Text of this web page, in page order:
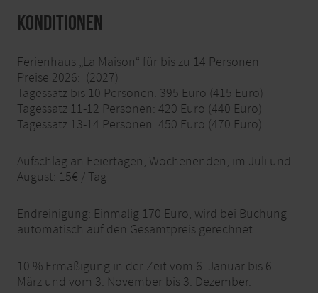
Konditionen
Ferienhaus „La Maison“ für bis zu 14 Personen
Preise 2026: (2027)
Tagessatz bis 10 Personen: 395 Euro (415 Euro)
Tagessatz 11-12 Personen: 420 Euro (440 Euro)
Tagessatz 13-14 Personen: 450 Euro (470 Euro)
Aufschlag an Feiertagen, Wochenenden, im Juli und
August: 15€ / Tag
Endreinigung: Einmalig 170 Euro, wird bei Buchung
automatisch auf den Gesamtpreis gerechnet.
10 % Ermäßigung in der Zeit vom 6. Januar bis 6.
März und vom 3. November bis 3. Dezember.